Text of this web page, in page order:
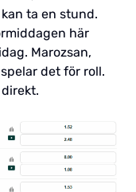
ta en stund.
här
Marozsan,
det för roll.